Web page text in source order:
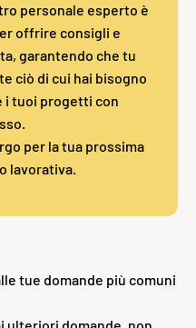
personale esperto è
offrire consigli e
garantendo che tu
ciò di cui hai bisogno
i tuoi progetti con
per la tua prossima
lavorativa.
tue domande più comuni